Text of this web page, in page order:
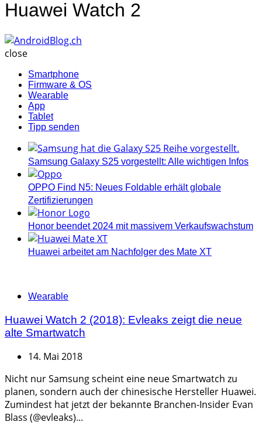
Huawei Watch 2
close
Smartphone
Firmware & OS
Wearable
App
Tablet
Tipp senden
Samsung Galaxy S25 vorgestellt: Alle wichtigen Infos
OPPO Find N5: Neues Foldable erhält globale
Zertifizierungen
Honor beendet 2024 mit massivem Verkaufswachstum
Huawei arbeitet am Nachfolger des Mate XT
Categories
Wearable
Huawei Watch 2 (2018): Evleaks zeigt die neue
alte Smartwatch
14. Mai 2018
Nicht nur Samsung scheint eine neue Smartwatch zu
planen, sondern auch der chinesische Hersteller Huawei.
Zumindest hat jetzt der bekannte Branchen-Insider Evan
Blass (@evleaks)...